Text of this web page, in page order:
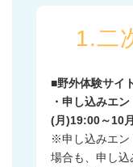
1.二
■野外体験サイ
・申し込みエ
(月)19:00～10
※申し込みエン
場合も、申し込